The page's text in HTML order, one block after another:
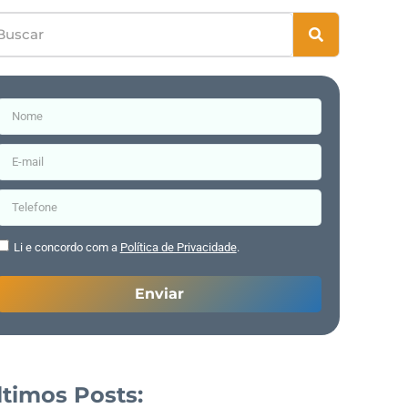
Li e concordo com a Política de Privacidade.
Enviar
Posts: